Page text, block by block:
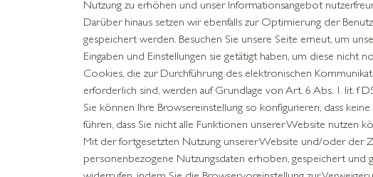
Nutzung zu erhöhen und unser Informationsangebot
Darüber hinaus setzen wir ebenfalls zur Optimierung der
gespeichert werden. Besuchen Sie unsere Seite erneut, um
Eingaben und Einstellungen sie getätigt haben, um diese nicht
Cookies, die zur Durchführung des elektronischen
erforderlich sind, werden auf Grundlage von Art. 6 Abs. 1 lit. f
Sie können Ihre Browsereinstellung so konfigurieren, dass
führen, dass Sie nicht alle Funktionen unserer Website nutzen
Mit der fortgesetzten Nutzung unserer Website und/oder der
personenbezogene Nutzungsdaten erhoben, gespeichert und